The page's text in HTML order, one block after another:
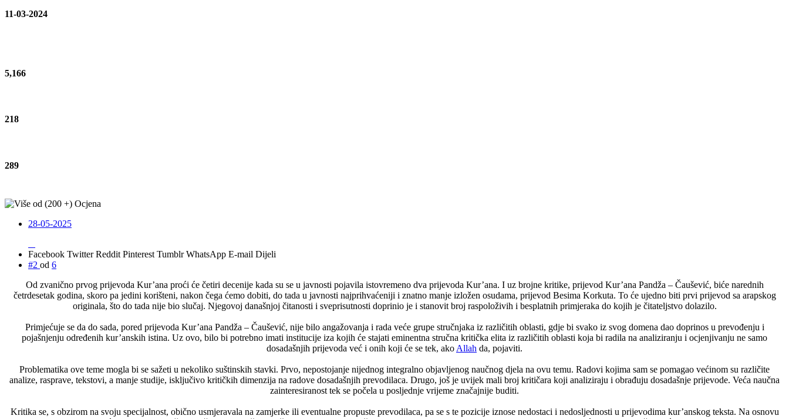
11-03-2024
5,166
218
289
28-05-2025
Facebook Twitter Reddit Pinterest Tumblr WhatsApp E-mail Dijeli
#2 od 6
Od zvanično prvog prijevoda Kur’ana proći će četiri decenije kada su se u javnosti pojavila istovremeno dva prijevoda Kur’ana. I uz brojne kritike, prijevod Kur’ana Pandža – Čaušević, biće narednih
četrdesetak godina, skoro pa jedini korišteni, nakon čega ćemo dobiti, do tada u javnosti najprihvaćeniji i znatno manje izložen osudama, prijevod Besima Korkuta. To će ujedno biti prvi prijevod sa arapskog
originala, što do tada nije bio slučaj. Njegovoj današnjoj čitanosti i sveprisutnosti doprinio je i stanovit broj raspoloživih i besplatnih primjeraka do kojih je čitateljstvo dolazilo.
Primjećuje se da do sada, pored prijevoda Kur’ana Pandža – Čaušević, nije bilo angažovanja i rada veće grupe stručnjaka iz različitih oblasti, gdje bi svako iz svog domena dao doprinos u prevođenju i
pojašnjenju određenih kur’anskih istina. Uz ovo, bilo bi potrebno imati institucije iza kojih će stajati eminentna stručna kritička elita iz različitih oblasti koja bi radila na analiziranju i ocjenjivanju ne samo
dosadašnjih prijevoda već i onih koji će se tek, ako Allah da, pojaviti.
Problematika ove teme mogla bi se sažeti u nekoliko suštinskih stavki. Prvo, nepostojanje nijednog integralno objavljenog naučnog djela na ovu temu. Radovi kojima sam se pomagao većinom su različite
analize, rasprave, tekstovi, a manje studije, isključivo kritičkih dimenzija na radove dosadašnjih prevodilaca. Drugo, još je uvijek mali broj kritičara koji analiziraju i obrađuju dosadašnje prijevode. Veća naučna
zainteresiranost tek se počela u posljednje vrijeme značajnije buditi.
Kritika se, s obzirom na svoju specijalnost, obično usmjeravala na zamjerke ili eventualne propuste prevodilaca, pa se s te pozicije iznose nedostaci i nedosljednosti u prijevodima kur’anskog teksta. Na osnovu